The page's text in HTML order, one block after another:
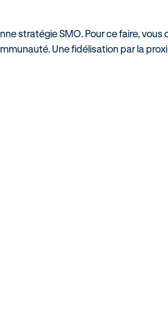
stratégie SMO. Pour ce faire, vous
Une fidélisation par la